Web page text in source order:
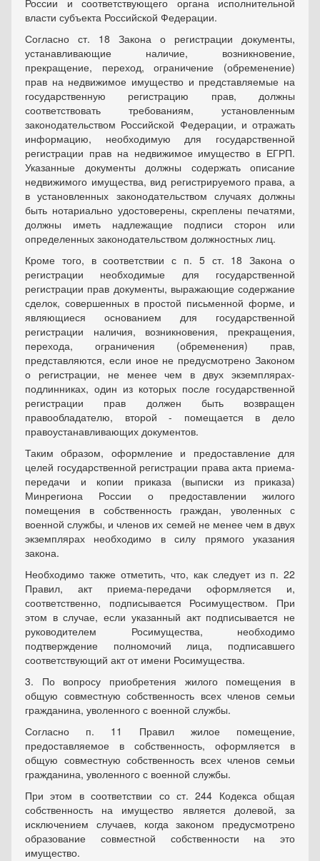
России и соответствующего органа исполнительной
власти субъекта Российской Федерации.
Согласно ст. 18 Закона о регистрации документы,
устанавливающие наличие, возникновение,
прекращение, переход, ограничение (обременение)
прав на недвижимое имущество и представляемые на
государственную регистрацию прав, должны
соответствовать требованиям, установленным
законодательством Российской Федерации, и отражать
информацию, необходимую для государственной
регистрации прав на недвижимое имущество в ЕГРП.
Указанные документы должны содержать описание
недвижимого имущества, вид регистрируемого права, а
в установленных законодательством случаях должны
быть нотариально удостоверены, скреплены печатями,
должны иметь надлежащие подписи сторон или
определенных законодательством должностных лиц.
Кроме того, в соответствии с п. 5 ст. 18 Закона о
регистрации необходимые для государственной
регистрации прав документы, выражающие содержание
сделок, совершенных в простой письменной форме, и
являющиеся основанием для государственной
регистрации наличия, возникновения, прекращения,
перехода, ограничения (обременения) прав,
представляются, если иное не предусмотрено Законом
о регистрации, не менее чем в двух экземплярах-
подлинниках, один из которых после государственной
регистрации прав должен быть возвращен
правообладателю, второй - помещается в дело
правоустанавливающих документов.
Таким образом, оформление и предоставление для
целей государственной регистрации права акта приема-
передачи и копии приказа (выписки из приказа)
Минрегиона России о предоставлении жилого
помещения в собственность граждан, уволенных с
военной службы, и членов их семей не менее чем в двух
экземплярах необходимо в силу прямого указания
закона.
Необходимо также отметить, что, как следует из п. 22
Правил, акт приема-передачи оформляется и,
соответственно, подписывается Росимуществом. При
этом в случае, если указанный акт подписывается не
руководителем Росимущества, необходимо
подтверждение полномочий лица, подписавшего
соответствующий акт от имени Росимущества.
3. По вопросу приобретения жилого помещения в
общую совместную собственность всех членов семьи
гражданина, уволенного с военной службы.
Согласно п. 11 Правил жилое помещение,
предоставляемое в собственность, оформляется в
общую совместную собственность всех членов семьи
гражданина, уволенного с военной службы.
При этом в соответствии со ст. 244 Кодекса общая
собственность на имущество является долевой, за
исключением случаев, когда законом предусмотрено
образование совместной собственности на это
имущество.